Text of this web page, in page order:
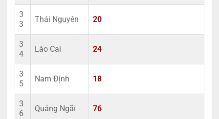
3
3
Thái Nguyên 20
3
4
Lào Cai 24
3
5
Nam Định 18
3
6
Quảng Ngãi 76